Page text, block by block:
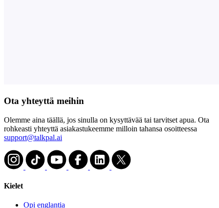
Ota yhteyttä meihin
Olemme aina täällä, jos sinulla on kysyttävää tai tarvitset apua. Ota
rohkeasti yhteyttä asiakastukeemme milloin tahansa osoitteessa
support@talkpal.ai
Kielet
Opi englantia